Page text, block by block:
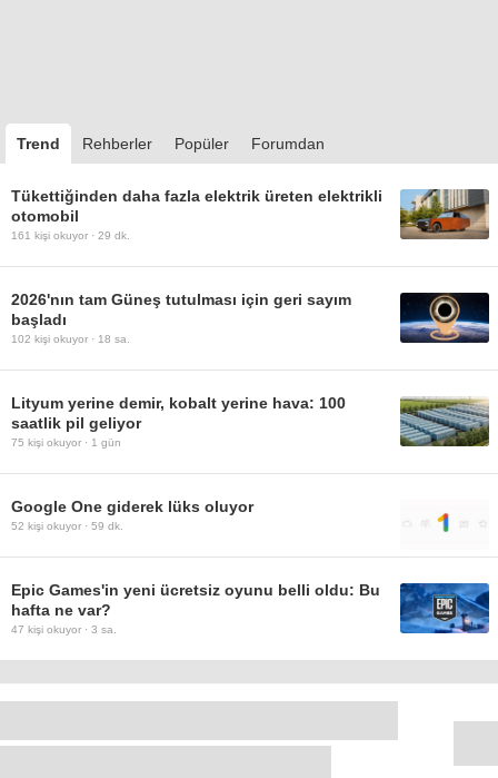
Trend Rehberler Popüler Forumdan
Tükettiğinden daha fazla elektrik üreten elektrikli
otomobil
161 kişi okuyor · 29 dk.
2026'nın tam Güneş tutulması için geri sayım
başladı
102 kişi okuyor · 18 sa.
Lityum yerine demir, kobalt yerine hava: 100
saatlik pil geliyor
75 kişi okuyor · 1 gün
Google One giderek lüks oluyor
52 kişi okuyor · 59 dk.
Epic Games'in yeni ücretsiz oyunu belli oldu: Bu
hafta ne var?
47 kişi okuyor · 3 sa.